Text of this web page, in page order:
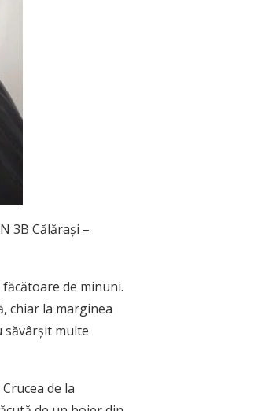
3B Călăraşi –
de minuni.
chiar la marginea
săvârşit multe
de la